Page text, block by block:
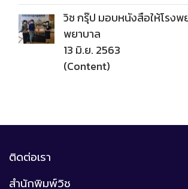
วิช กรุ๊ป มอบหนังสือให้โรงพ
พยาบาล
13 มิ.ย. 2563
(Content)
ติดต่อเรา
สำนักพิมพ์วิช